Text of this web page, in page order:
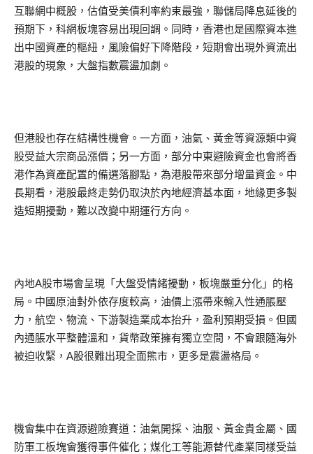
互聯網中概股，估值受美債利率約束最強，聯儲局降息延後的
預期下，科網板塊容易出現回調。同時，香港也是國際資本進
出中國資產的樞紐，風險偏好下降階段，短期會出現外資流出
港股的現象，大盤指數震盪加劇。
但港股也存在結構性機會。一方面，油氣、黃金等資源類中資
股受益大宗商品漲價；另一方面，部分中東避險資金也會將香
港作為資產配置的備選落腳點，為港股帶來部分增量資金。中
長期看，港股最終走勢仍取決於內地經濟基本面，地緣更多製
造短期擾動，難以改變中期運行方向。
內地A股市場會呈現「大盤受情緒擾動，板塊嚴重分化」的格
局。中國原油對外依存度較高，油價上漲帶來輸入性通脹壓
力，航空、物流、下游製造業成本抬升，盈利預期受損。但國
內通脹水平整體溫和，貨幣政策擁有獨立空間，不會跟隨海外
被迫收緊，A股很難出現全面熊市，更多是震盪格局。
機會集中在資源避險賽道：油氣開採、油服、黃金貴金屬、國
防軍工板塊會獲得事件催化；煤化工等能源替代產業同樣受益